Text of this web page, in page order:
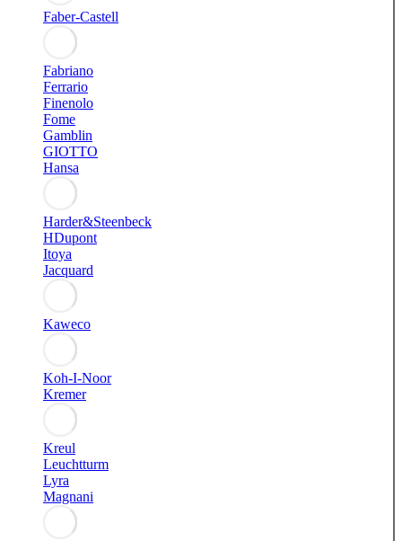
Faber-Castell
Fabriano
Ferrario
Finenolo
Fome
Gamblin
GIOTTO
Hansa
Harder&Steenbeck
HDupont
Itoya
Jacquard
Kaweco
Koh-I-Noor
Kremer
Kreul
Leuchtturm
Lyra
Magnani